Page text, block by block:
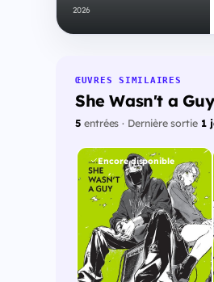
2026
ŒUVRES SIMILAIRES
She Wasn't a Guy
5entrées · Dernière sortie 1
Encore disponible